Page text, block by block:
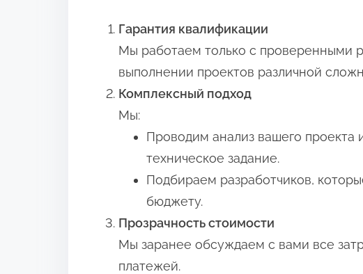
Гарантия квалификации
Мы работаем только с проверенными
выполнении проектов различной
Комплексный подход
Мы:
Проводим анализ вашего проекта
техническое задание.
Подбираем разработчиков,
бюджету.
Прозрачность стоимости
Мы заранее обсуждаем с вами все
платежей.